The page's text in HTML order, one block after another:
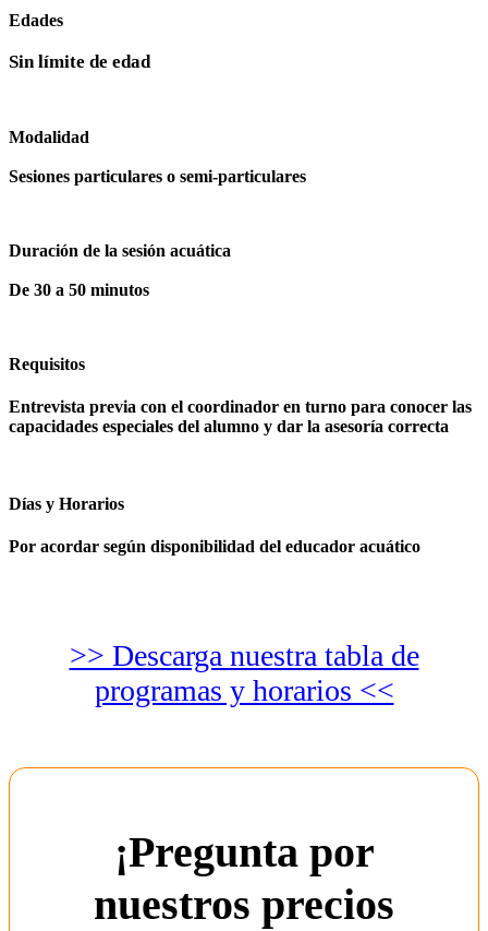
Edades
Sin límite de edad
Modalidad
Sesiones particulares o semi-particulares
Duración de la sesión acuática
De 30 a 50 minutos
Requisitos
Entrevista previa con el coordinador en turno para conocer las
capacidades especiales del alumno y dar la asesoría correcta
Días y Horarios
Por acordar según disponibilidad del educador acuático
>> Descarga nuestra tabla de
programas y horarios <<
¡Pregunta por
nuestros precios